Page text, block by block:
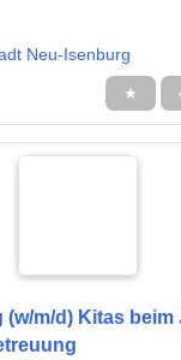
Neu-Isenburg
★
m/d) Kitas beim